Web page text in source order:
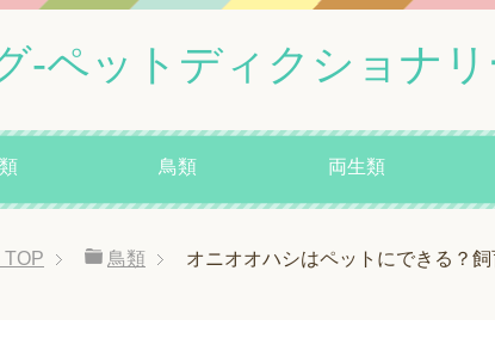
-ペットディクショナリ
鳥類 両生類
TOP 鳥類 オニオオハシはペットにできる？